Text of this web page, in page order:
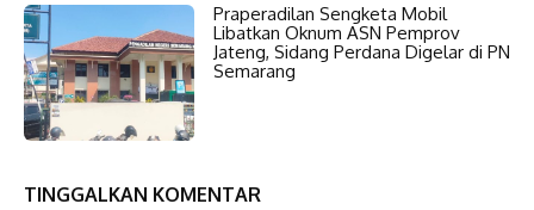
Praperadilan Sengketa Mobil
Libatkan Oknum ASN Pemprov
Jateng, Sidang Perdana Digelar di PN
Semarang
TINGGALKAN KOMENTAR